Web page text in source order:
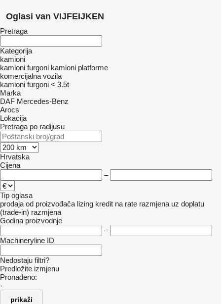
Oglasi van VIJFEIJKEN
Pretraga
Kategorija
kamioni
kamioni furgoni kamioni platforme
komercijalna vozila
kamioni furgoni < 3.5t
Marka
DAF Mercedes-Benz
Arocs
Lokacija
Pretraga po radijusu
Hrvatska
Cijena
–
Tip oglasa
prodaja od proizvođača lizing kredit na rate razmjena uz doplatu
(trade-in) razmjena
Godina proizvodnje
–
Machineryline ID
Nedostaju filtri?
Predložite izmjenu
Pronađeno:
-
prikaži